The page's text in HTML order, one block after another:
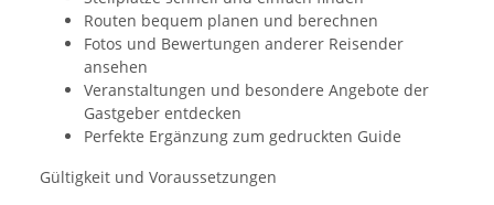
Routen bequem planen und berechnen
Fotos und Bewertungen anderer Reisender
ansehen
Veranstaltungen und besondere Angebote der
Gastgeber entdecken
Perfekte Ergänzung zum gedruckten Guide
Gültigkeit und Voraussetzungen